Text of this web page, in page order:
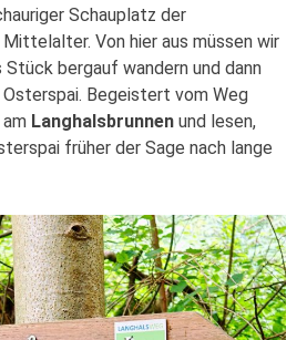
Schauplatz der
Von hier aus müssen wir
bergauf wandern und dann
Begeistert vom Weg
Langhalsbrunnenund lesen,
früher der Sage nach lange